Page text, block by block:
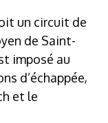
un circuit de
de Saint-
imposé au
d’échappée,
et le